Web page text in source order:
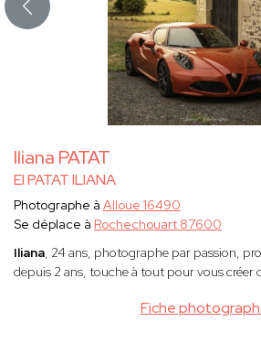
Iliana PATAT
EI PATAT ILIANA
Fiche
Photographe à Alloue 16490
Se déplace à Rochechouart 87600
Iliana, 24 ans, photographe par passion,
depuis 2 ans, touche à tout pour vous créer